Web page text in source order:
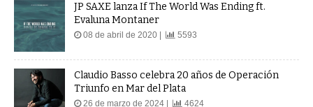
JP SAXE lanza If The World Was Ending ft.
Evaluna Montaner
08 de abril de 2020 | 5593
Claudio Basso celebra 20 años de Operación
Triunfo en Mar del Plata
26 de marzo de 2024 | 4624